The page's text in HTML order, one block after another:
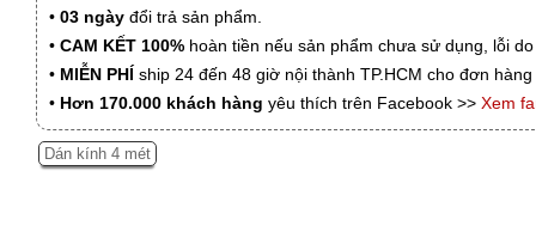
• 03 ngày đổi trả sản phẩm.
• CAM KẾT 100% hoàn tiền nếu sản phẩm chưa sử dụng, lỗi
• MIỄN PHÍ ship 24 đến 48 giờ nội thành TP.HCM cho đơn
• Hơn 170.000 khách hàng yêu thích trên Facebook >> Xem
Dán kính 4 mét